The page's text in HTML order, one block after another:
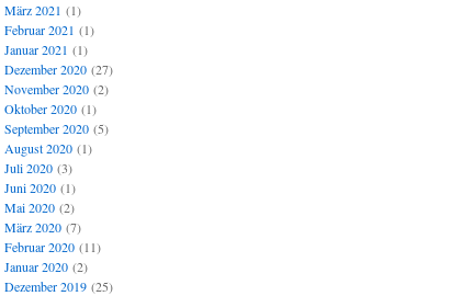
März 2021 (1)
Februar 2021 (1)
Januar 2021 (1)
Dezember 2020(27)
November 2020(2)
Oktober 2020(1)
September 2020(5)
August 2020(1)
Juli 2020(3)
Juni 2020(1)
Mai 2020(2)
März 2020(7)
Februar 2020(11)
Januar 2020(2)
Dezember 2019(25)